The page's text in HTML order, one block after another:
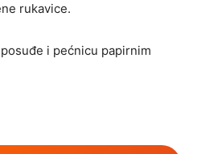
rukavice.
i pećnicu papirnim